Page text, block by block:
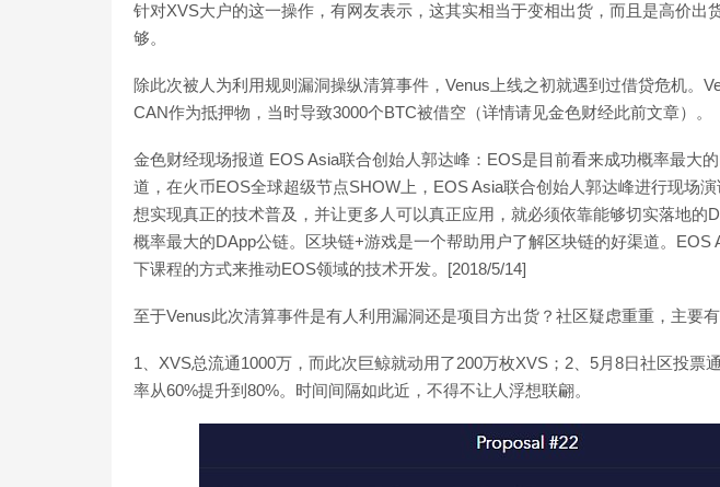
针对XVS大户的这一操作，有网友表示，这其实相当于变相出货，而且是高价出
够。
除此次被人为利用规则漏洞操纵清算事件，Venus上线之初就遇到过借贷危机。
CAN作为抵押物，当时导致3000个BTC被借空（详情请见金色财经此前文章）。
金色财经现场报道 EOS Asia联合创始人郭达峰：EOS是目前看来成功概率最大
道，在火币EOS全球超级节点SHOW上，EOS Asia联合创始人郭达峰进行现场
想实现真正的技术普及，并让更多人可以真正应用，就必须依靠能够切实落地的
概率最大的DApp公链。区块链+游戏是一个帮助用户了解区块链的好渠道。EOS
下课程的方式来推动EOS领域的技术开发。[2018/5/14]
至于Venus此次清算事件是有人利用漏洞还是项目方出货？社区疑虑重重，主要有
1、XVS总流通1000万，而此次巨鲸就动用了200万枚XVS；2、5月8日社区投票
率从60%提升到80%。时间间隔如此近，不得不让人浮想联翩。